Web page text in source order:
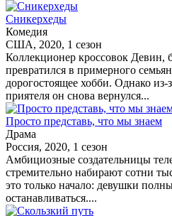
Сникерхеды
Комедия
США, 2020, 1 сезон
Коллекционер кроссовок Девин,
превратился в примерного
дорогостоящее хобби. Однако из-
приятеля он снова вернулся...
Просто представь, что мы знаем
Драма
Россия, 2020, 1 сезон
Амбициозные создательницы
стремительно набирают сотни
это только начало: девушки
останавливаться....